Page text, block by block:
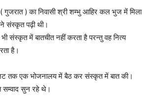
( गुजरात ) का निवासी श्री शम्भु आहिर कल भुज में मिला
संस्कृत पढ़ी थी।
संस्कृत में बातचीत नहीं करता है परन्तु वह नित्य
है।
तक एक भोजनालय में बैठ कर संस्कृत में बात की।
सम्वाद सुन रहे थे।